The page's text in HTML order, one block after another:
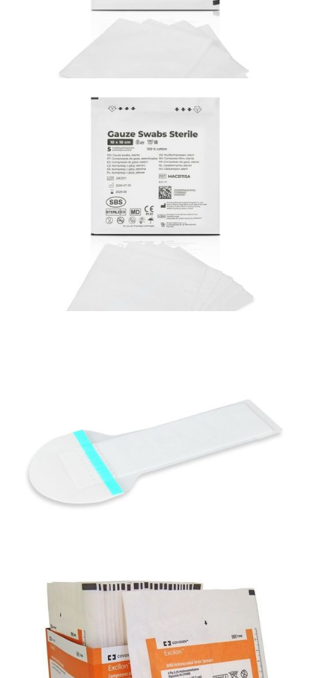
Materiały opatrunkowe i leczenie ran
Kompresy włókninowe
Kompresy i serwety gazowe
Materiały opatrunkowe i leczenie ran
Jałowy opatrunek przylepny z kieszenią na
cewnik